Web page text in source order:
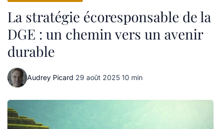
La stratégie écoresponsable de la
DGE : un chemin vers un avenir
durable
Audrey Picard·29 août 2025·10 min